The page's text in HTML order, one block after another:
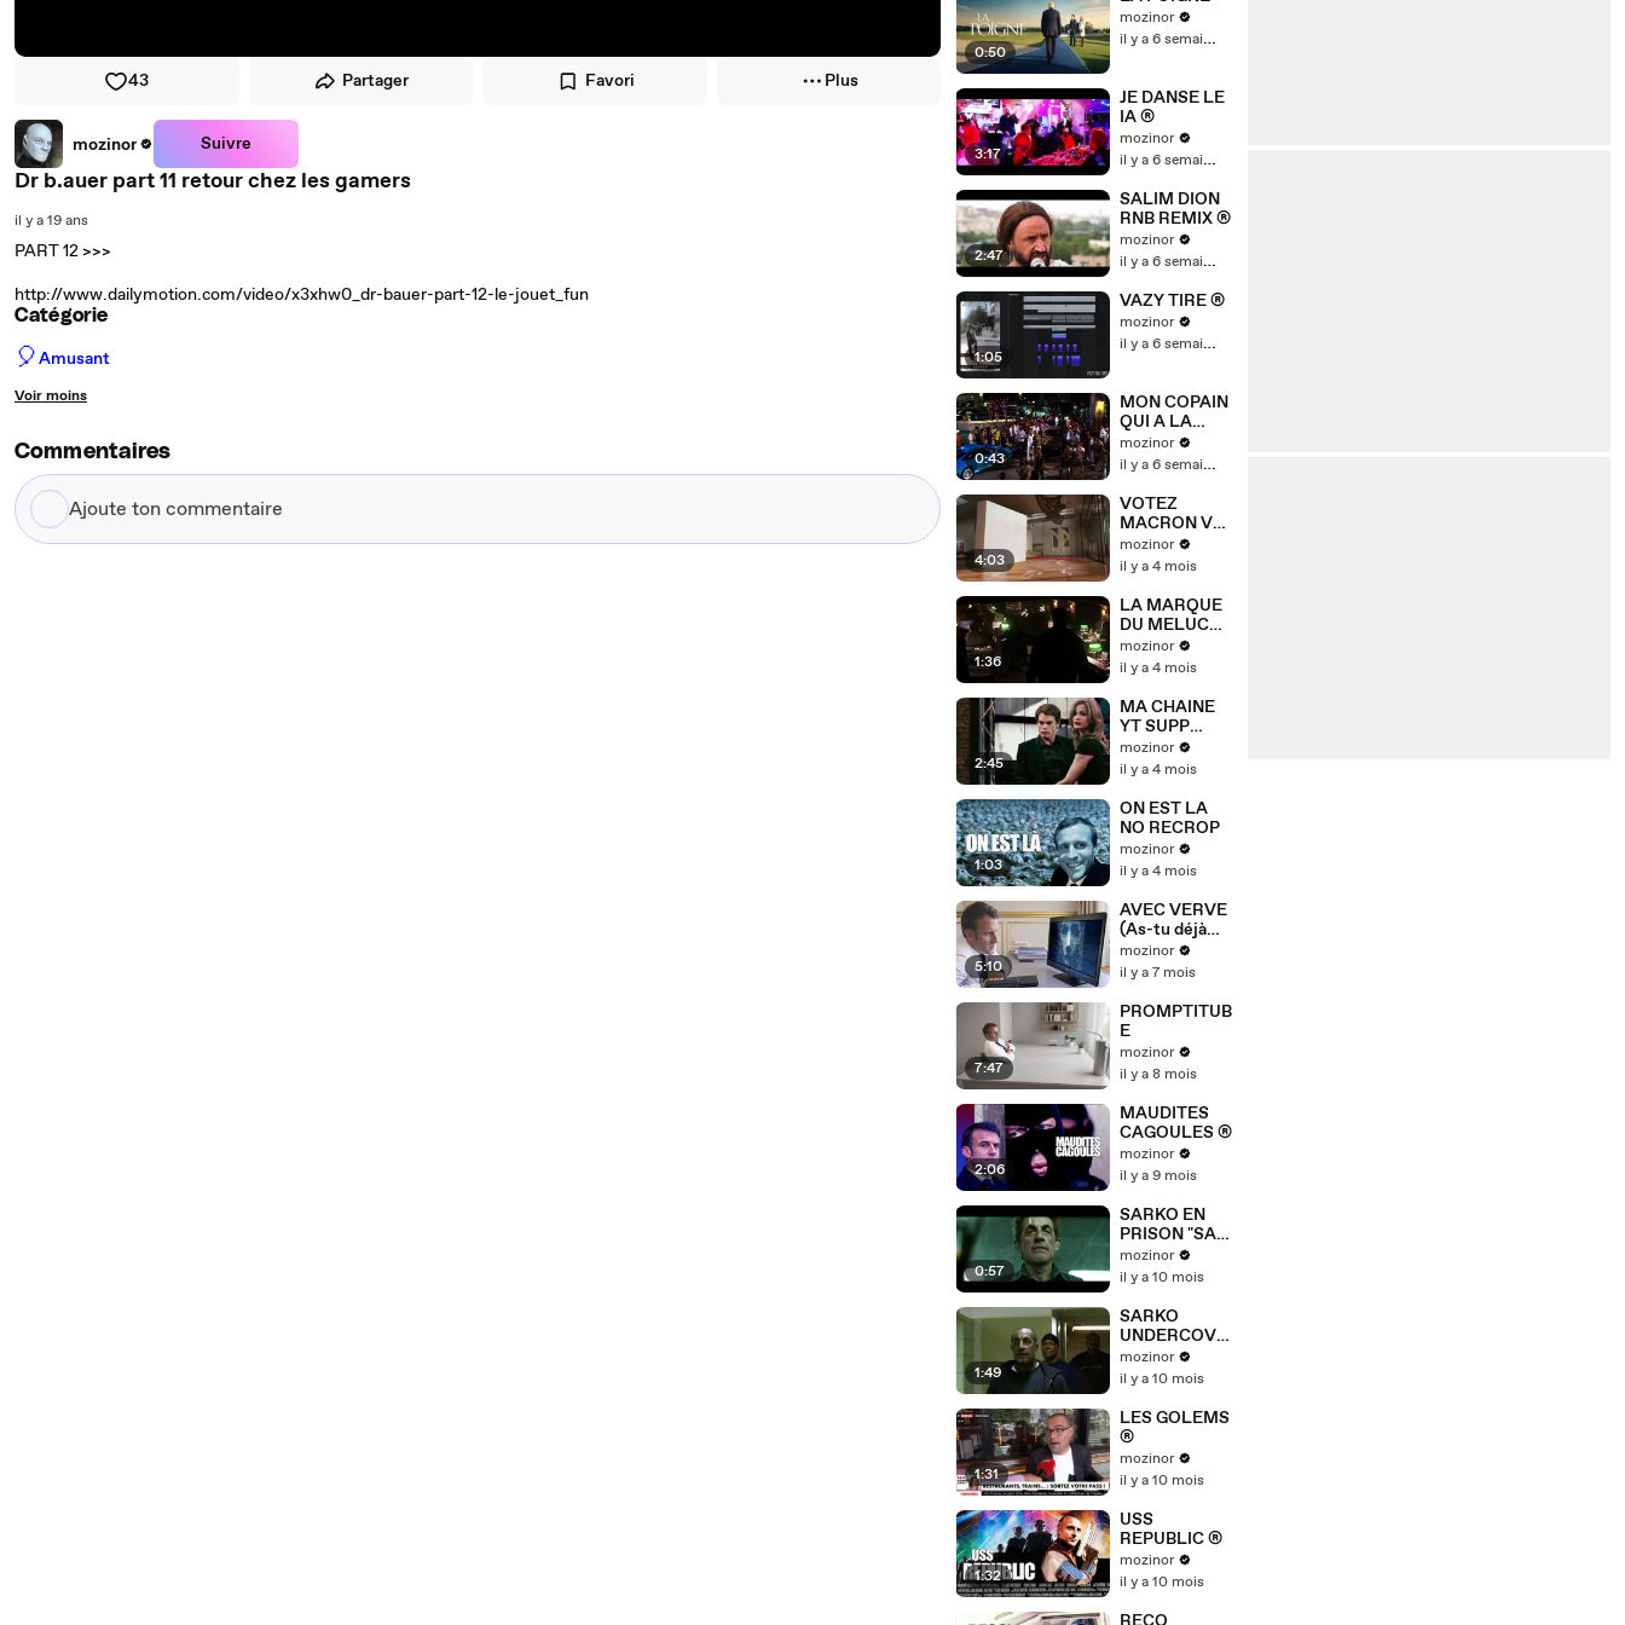
43 Partager Favori Plus
mozinor Suivre
Dr b.auer part 11 retour chez les gamers
il y a 19 ans
PART 12 >>>
http://www.dailymotion.com/video/x3xhw0_dr-bauer-part-12-le-jouet_fun
Catégorie
🎈Amusant
Voir moins
Commentaires
Ajoute
ton
0:50
mozinor
il y a 6 semaines
3:17
JE DANSE LE
IA ®
mozinor
il y a 6 semaines
2:47
SALIM DION
RNB REMIX ®
mozinor
il y a 6 semaines
1:05
VAZY TIRE ®
mozinor
il y a 6 semaines
0:43
MON COPAIN
QUI A LA
MEME VOIX
®
mozinor
il y a 6 semaines
4:03
VOTEZ
MACRON VL
POUR DAILY
mozinor
il y a 4 mois
1:36
LA MARQUE
DU MELUCHE
®
mozinor
il y a 4 mois
2:45
MA CHAINE
YT SUPP
DANS 3
JOURS ?
mozinor
il y a 4 mois
1:03
ON EST LA
NO RECROP
mozinor
il y a 4 mois
5:10
AVEC VERVE
(As-tu déjà
chuté si bas ?)
mozinor
il y a 7 mois
7:47
PROMPTITUB
E
mozinor
il y a 8 mois
2:06
MAUDITES
CAGOULES ®
mozinor
il y a 9 mois
0:57
SARKO EN
PRISON "SAY
MY NAME" ®
mozinor
il y a 10 mois
1:49
SARKO
UNDERCOVE
R
mozinor
il y a 10 mois
1:31
LES GOLEMS
®
mozinor
il y a 10 mois
1:32
USS
REPUBLIC ®
mozinor
il y a 10 mois